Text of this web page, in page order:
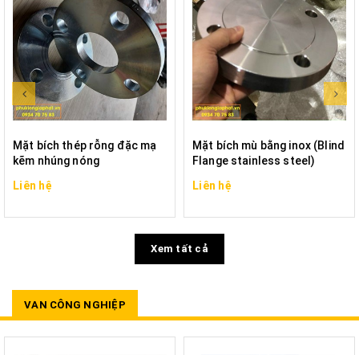
Mặt bích thép rỗng đặc mạ
kẽm nhúng nóng
Liên hệ
Mặt bích mù bằng inox (Blind
Flange stainless steel)
Liên hệ
Xem tất cả
VAN CÔNG NGHIỆP